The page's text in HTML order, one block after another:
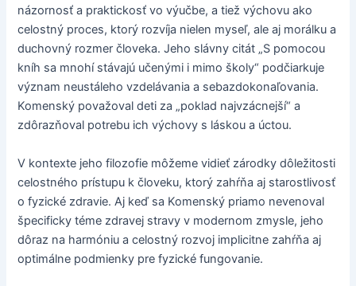
názornosť a praktickosť vo výučbe, a tiež výchovu ako
celostný proces, ktorý rozvíja nielen myseľ, ale aj morálku a
duchovný rozmer človeka. Jeho slávny citát „S pomocou
kníh sa mnohí stávajú učenými i mimo školy“ podčiarkuje
význam neustáleho vzdelávania a sebazdokonaľovania.
Komenský považoval deti za „poklad najvzácnejší“ a
zdôrazňoval potrebu ich výchovy s láskou a úctou.
V kontexte jeho filozofie môžeme vidieť zárodky dôležitosti
celostného prístupu k človeku, ktorý zahŕňa aj starostlivosť
o fyzické zdravie. Aj keď sa Komenský priamo nevenoval
špecificky téme zdravej stravy v modernom zmysle, jeho
dôraz na harmóniu a celostný rozvoj implicitne zahŕňa aj
optimálne podmienky pre fyzické fungovanie.